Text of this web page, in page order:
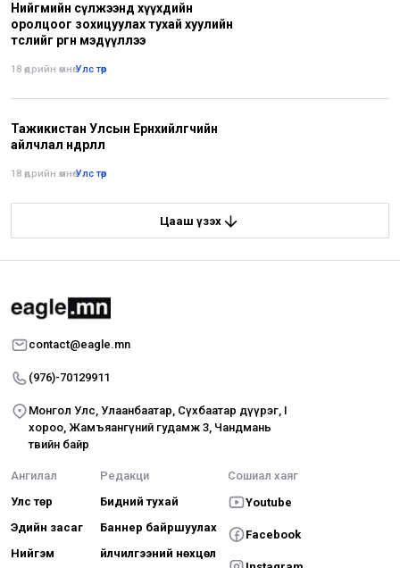
Нийгмийн сүлжээнд хүүхдийн
оролцоог зохицуулах тухай хуулийн
төслийг өргөн мэдүүллээ
18 өдрийн өмнө•Улс төр
Тажикистан Улсын Ерөнхийлөгчийн
айлчлал өндөрлөлөө
18 өдрийн өмнө•Улс төр
Цааш үзэх
contact@eagle.mn
(976)-70129911
Монгол Улс, Улаанбаатар, Сүхбаатар дүүрэг, I
хороо, Жамъяангүний гудамж 3, Чандмань
төвийн байр
Ангилал
Улс төр
Эдийн засаг
Нийгэм
Редакци
Бидний тухай
Баннер байршуулах
Үйлчилгээний нөхцөл
Сошиал хаяг
Youtube
Facebook